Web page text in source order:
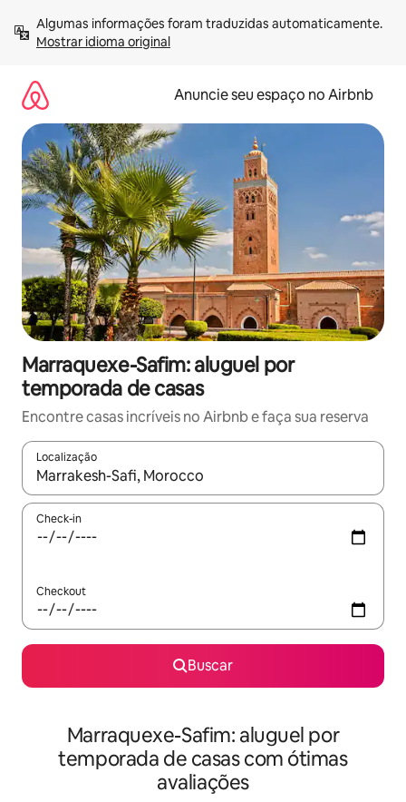
para
Mostrar idioma original
Anuncie seu espaço no Airbnb
Marraquexe-Safim: aluguel por
temporada de casas
Encontre casas incríveis no Airbnb e faça sua reserva
Localização
Quando os resultados estiverem disponíveis, explore-os
Check-in
Checkout
Buscar
Marraquexe-Safim: aluguel por
temporada de casas com ótimas
avaliações